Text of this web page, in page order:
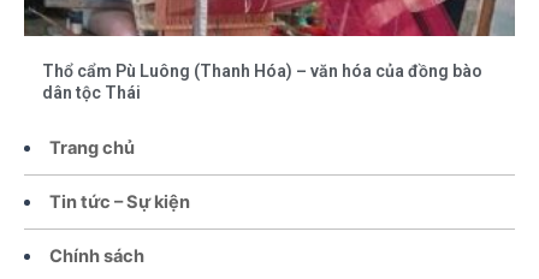
Trang chủ
Tin tức – Sự kiện
Chính sách
Thổ cẩm Pù Luông (Thanh Hóa) – văn hóa của đồng bào
dân tộc Thái